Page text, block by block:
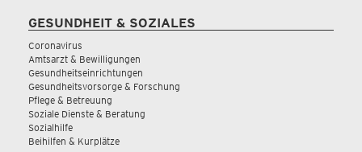
GESUNDHEIT & SOZIALES
Coronavirus
Amtsarzt & Bewilligungen
Gesundheitseinrichtungen
Gesundheitsvorsorge & Forschung
Pflege & Betreuung
Soziale Dienste & Beratung
Sozialhilfe
Beihilfen & Kurplätze